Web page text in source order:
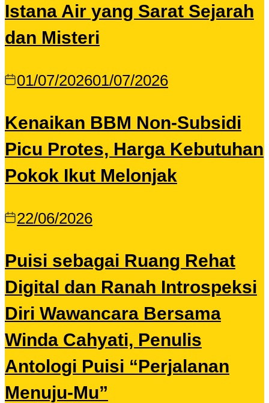
Istana Air yang Sarat Sejarah
dan Misteri
01/07/202601/07/2026
Kenaikan BBM Non-Subsidi
Picu Protes, Harga Kebutuhan
Pokok Ikut Melonjak
22/06/2026
Puisi sebagai Ruang Rehat
Digital dan Ranah Introspeksi
Diri Wawancara Bersama
Winda Cahyati, Penulis
Antologi Puisi “Perjalanan
Menuju-Mu”